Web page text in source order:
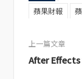
蘋果財報
上一篇文章
After Effects